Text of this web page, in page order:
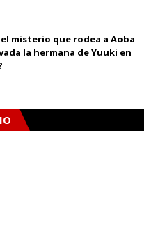
misterio que rodea a Aoba
la hermana de Yuuki en